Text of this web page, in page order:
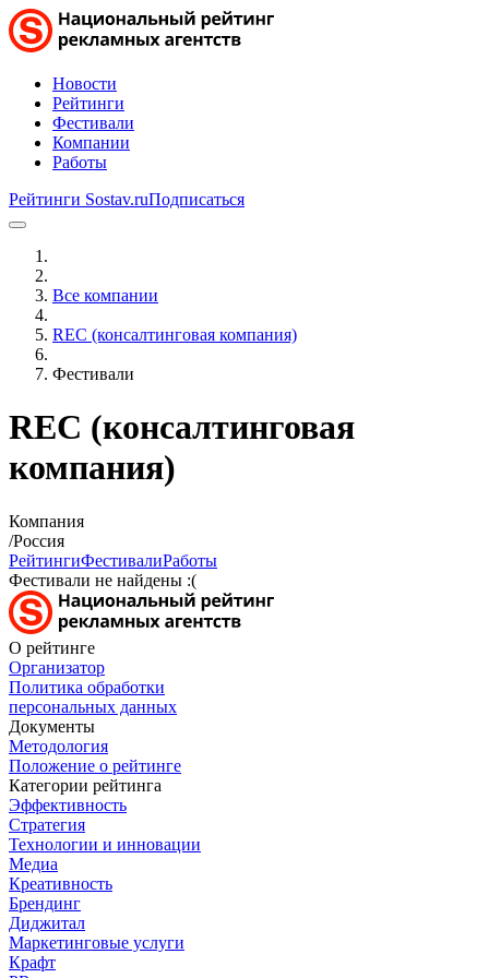
Новости
Рейтинги
Фестивали
Компании
Работы
Рейтинги Sostav.ruПодписаться
Все компании
REC (консалтинговая компания)
Фестивали
REC (консалтинговая
компания)
Компания
/Россия
РейтингиФестивалиРаботы
Фестивали не найдены :(
О рейтинге
Организатор
Политика обработки
персональных данных
Документы
Методология
Положение о рейтинге
Категории рейтинга
Эффективность
Стратегия
Технологии и инновации
Медиа
Креативность
Брендинг
Диджитал
Маркетинговые услуги
Крафт